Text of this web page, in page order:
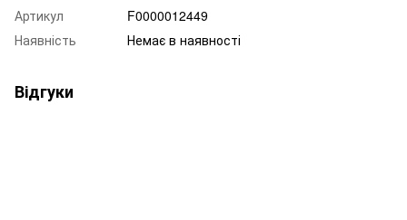
Артикул
F0000012449
Наявність
Немає в наявності
Відгуки